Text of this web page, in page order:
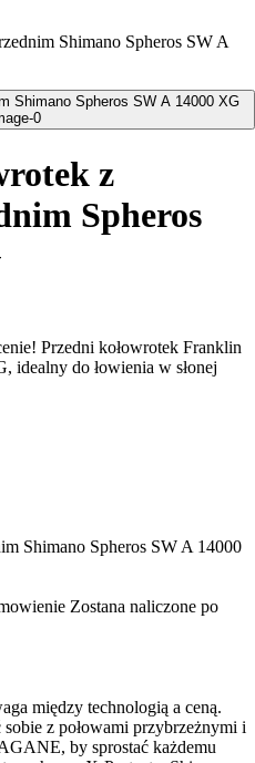
Shimano Spheros SW A
z
Spheros
Przedni kołowrotek Franklin
idealny do łowienia w słonej
Zostana naliczone po
między technologią a ceną.
z połowami przybrzeżnymi i
by sprostać każdemu